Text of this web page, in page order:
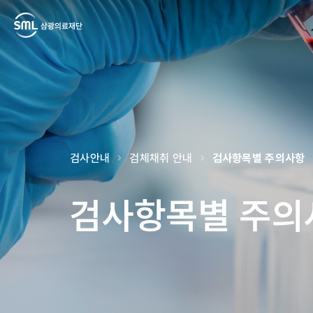
검사부 안내
검사 안내
임상연구
검사안내 검체채취 안내 검사항목별 주의사항
검사항목별 주